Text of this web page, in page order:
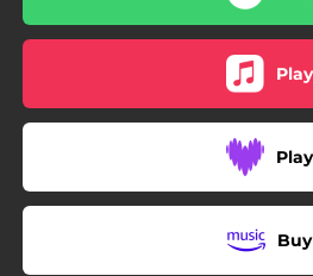
Play
Play
Buy